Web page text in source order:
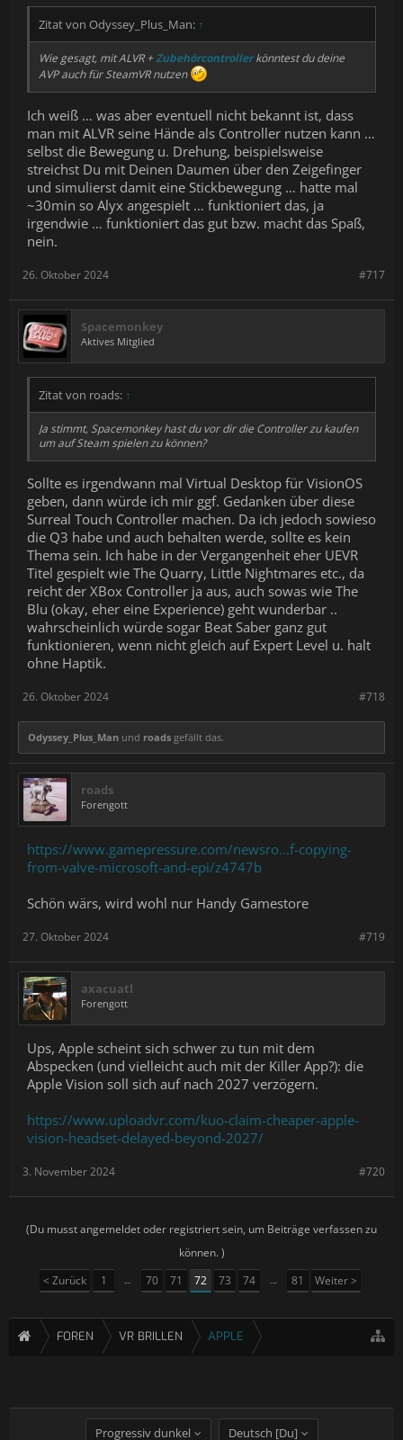
Zitat von Odyssey_Plus_Man: ↑
Wie gesagt, mit ALVR +Zubehörcontrollerkönntest du deine
AVP auch für SteamVR nutzen
Ich weiß … was aber eventuell nicht bekannt ist, dass
man mit ALVR seine Hände als Controller nutzen kann …
selbst die Bewegung u. Drehung, beispielsweise
streichst Du mit Deinen Daumen über den Zeigefinger
und simulierst damit eine Stickbewegung … hatte mal
~30min so Alyx angespielt … funktioniert das, ja
irgendwie … funktioniert das gut bzw. macht das Spaß,
nein.
#717
26. Oktober 2024
Spacemonkey
Aktives Mitglied
Zitat von roads: ↑
Ja stimmt, Spacemonkey hast du vor dir die Controller zu kaufen
um auf Steam spielen zu können?
Sollte es irgendwann mal Virtual Desktop für VisionOS
geben, dann würde ich mir ggf. Gedanken über diese
Surreal Touch Controller machen. Da ich jedoch sowieso
die Q3 habe und auch behalten werde, sollte es kein
Thema sein. Ich habe in der Vergangenheit eher UEVR
Titel gespielt wie The Quarry, Little Nightmares etc., da
reicht der XBox Controller ja aus, auch sowas wie The
Blu (okay, eher eine Experience) geht wunderbar ..
wahrscheinlich würde sogar Beat Saber ganz gut
funktionieren, wenn nicht gleich auf Expert Level u. halt
ohne Haptik.
#718
26. Oktober 2024
Odyssey_Plus_Man und roads gefällt das.
roads
Forengott
https://www.gamepressure.com/newsro...f-copying-
from-valve-microsoft-and-epi/z4747b
Schön wärs, wird wohl nur Handy Gamestore
#719
27. Oktober 2024
axacuatl
Forengott
Ups, Apple scheint sich schwer zu tun mit dem
Abspecken (und vielleicht auch mit der Killer App?): die
Apple Vision soll sich auf nach 2027 verzögern.
https://www.uploadvr.com/kuo-claim-cheaper-apple-
vision-headset-delayed-beyond-2027/
#720
3. November 2024
(Du musst angemeldet oder registriert sein, um Beiträge verfassen zu
können. )
< Zurück
1 ← 70 71 72 73 74 → 81 Weiter >
FOREN VR BRILLEN APPLE
Progressiv dunkel Deutsch [Du]